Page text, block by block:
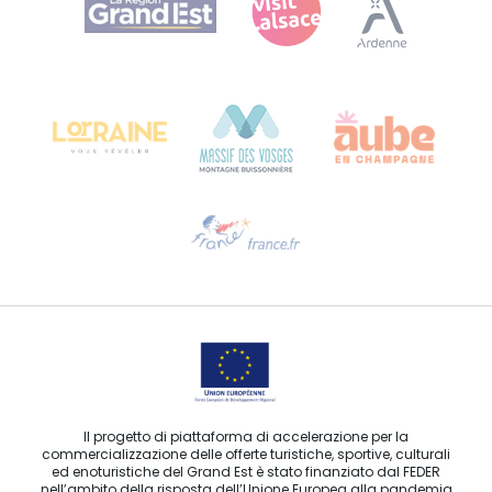
Bureau de Colmar (sede operativa)
Contattaci per e-mail
Il progetto di piattaforma di accelerazione per la
commercializzazione delle offerte turistiche, sportive, culturali
ed enoturistiche del Grand Est è stato finanziato dal FEDER